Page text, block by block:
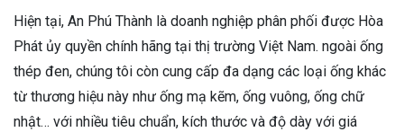
Hiện tại, An Phú Thành là doanh nghiệp phân phối được Hòa
Phát ủy quyền chính hãng tại thị trường Việt Nam. ngoài ống
thép đen, chúng tôi còn cung cấp đa dạng các loại ống khác
từ thương hiệu này như ống mạ kẽm, ống vuông, ống chữ
nhật… với nhiều tiêu chuẩn, kích thước và độ dày với giá